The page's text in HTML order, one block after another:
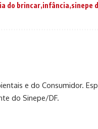
do brincar infância sinepe
e do Consumidor.
do Sinepe/DF.